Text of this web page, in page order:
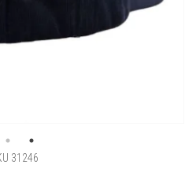
31246